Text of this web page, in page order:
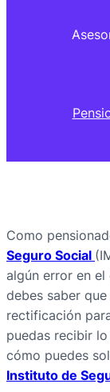
Como
Seguro Social
algún error en el
debes saber
rectificación
puedas recibir
cómo puedes
Instituto de